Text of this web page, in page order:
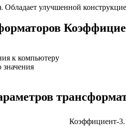
Обладает улучшенной
к компьютеру
Коэффициент-